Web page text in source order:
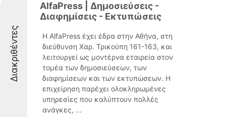
Διακριθέντες
AlfaPress | Δημοσιεύσεις -
Διαφημίσεις - Εκτυπώσεις
Η AlfaPress έχει έδρα στην Αθήνα, στη
διεύθυνση Χαρ. Τρικούπη 161-163, και
λειτουργεί ως μοντέρνα εταιρεία στον
τομέα των δημοσιεύσεων, των
διαφημίσεων και των εκτυπώσεων. Η
επιχείρηση παρέχει ολοκληρωμένες
υπηρεσίες που καλύπτουν πολλές
ανάγκες, ...